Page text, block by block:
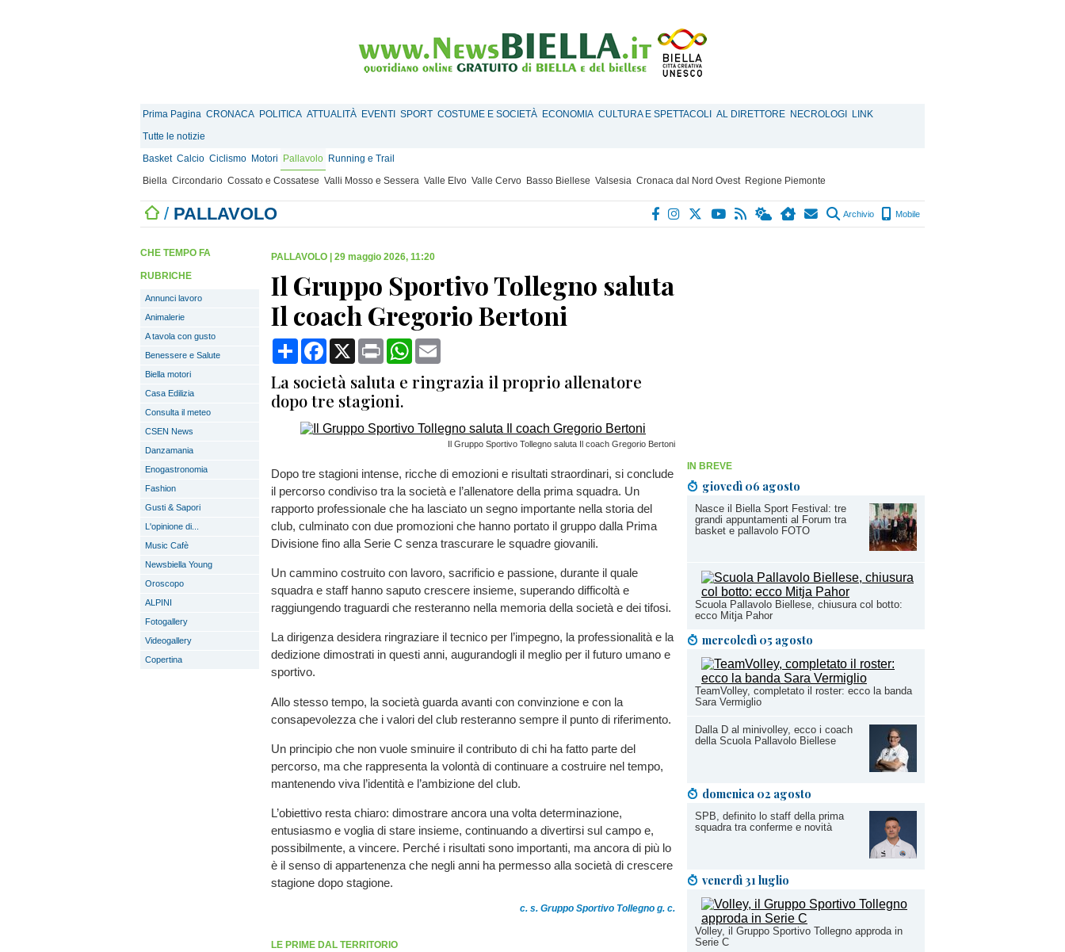
Prima Pagina CRONACA POLITICA ATTUALITÀ EVENTI SPORT COSTUME E SOCIETÀ ECONOMIA CULTURA E SPETTACOLI AL DIRETTORE NECROLOGI
LINK
Tutte le notizie
Basket Calcio Ciclismo Motori Pallavolo Running e Trail
Biella Circondario Cossato e Cossatese Valli Mosso e Sessera Valle Elvo Valle Cervo Basso Biellese Valsesia Cronaca dal Nord Ovest Regione Piemonte
/ PALLAVOLO Archivio Mobile
IN BREVE
giovedì 06 agosto
Nasce il Biella Sport Festival: tre
grandi appuntamenti al Forum tra
basket e pallavolo FOTO
Scuola Pallavolo Biellese, chiusura col botto:
ecco Mitja Pahor
mercoledì 05 agosto
TeamVolley, completato il roster: ecco la banda
Sara Vermiglio
Dalla D al minivolley, ecco i coach
della Scuola Pallavolo Biellese
domenica 02 agosto
SPB, definito lo staff della prima
squadra tra conferme e novità
venerdì 31 luglio
Volley, il Gruppo Sportivo Tollegno approda in
Serie C
CHE TEMPO FA
RUBRICHE
Annunci lavoro
Animalerie
A tavola con gusto
Benessere e Salute
Biella motori
Casa Edilizia
Consulta il meteo
CSEN News
Danzamania
Enogastronomia
Fashion
Gusti & Sapori
L'opinione di...
Music Cafè
Newsbiella Young
Oroscopo
ALPINI
Fotogallery
Videogallery
Copertina
PALLAVOLO 29 maggio 2026, 11:20
Il Gruppo Sportivo Tollegno saluta
Il coach Gregorio Bertoni
CondividiFacebook
X Print WhatsApp
La società saluta e ringrazia il proprio allenatore
dopo tre stagioni.
Il Gruppo Sportivo Tollegno saluta Il coach Gregorio Bertoni
Dopo tre stagioni intense, ricche di emozioni e risultati straordinari, si conclude
il percorso condiviso tra la società e l’allenatore della prima squadra. Un
rapporto professionale che ha lasciato un segno importante nella storia del
club, culminato con due promozioni che hanno portato il gruppo dalla Prima
Divisione fino alla Serie C senza trascurare le squadre giovanili.
Un cammino costruito con lavoro, sacrificio e passione, durante il quale
squadra e staff hanno saputo crescere insieme, superando difficoltà e
raggiungendo traguardi che resteranno nella memoria della società e dei tifosi.
La dirigenza desidera ringraziare il tecnico per l’impegno, la professionalità e la
dedizione dimostrati in questi anni, augurandogli il meglio per il futuro umano e
sportivo.
Allo stesso tempo, la società guarda avanti con convinzione e con la
consapevolezza che i valori del club resteranno sempre il punto di riferimento.
Un principio che non vuole sminuire il contributo di chi ha fatto parte del
percorso, ma che rappresenta la volontà di continuare a costruire nel tempo,
mantenendo viva l’identità e l’ambizione del club.
L’obiettivo resta chiaro: dimostrare ancora una volta determinazione,
entusiasmo e voglia di stare insieme, continuando a divertirsi sul campo e,
possibilmente, a vincere. Perché i risultati sono importanti, ma ancora di più lo
è il senso di appartenenza che negli anni ha permesso alla società di crescere
stagione dopo stagione.
c. s. Gruppo Sportivo Tollegno g. c.
LE PRIME DAL TERRITORIO